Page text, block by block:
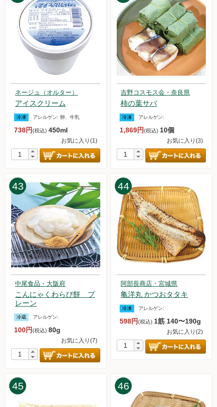
ネージュ（オルター）
アイスクリーム
冷凍 アレルゲン: 卵、牛乳
738円(税込) 450ml
お気に入り(1)
吉野コスモス会・奈良県
柿の葉サバ
冷凍 アレルゲン:
1,869円(税込) 10個
お気に入り(3)
43
中尾食品・大阪府
こんにゃくわらび餅 プ
レーン
冷蔵 アレルゲン:
100円(税込) 80g
お気に入り(7)
44
阿部長商店・宮城県
亀洋丸 かつおタタキ
冷凍 アレルゲン:
598円(税込) 1筋 140〜190g
お気に入り(2)
45 46